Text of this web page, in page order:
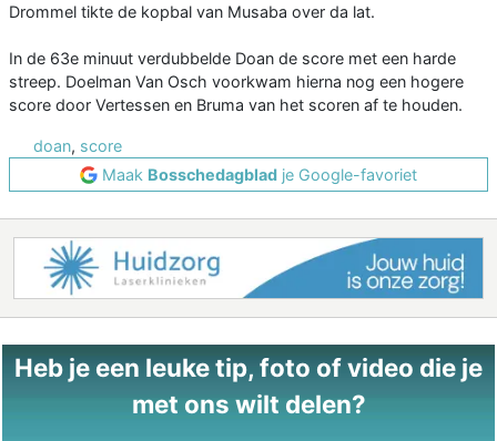
Drommel tikte de kopbal van Musaba over da lat.
In de 63e minuut verdubbelde Doan de score met een harde
streep. Doelman Van Osch voorkwam hierna nog een hogere
score door Vertessen en Bruma van het scoren af te houden.
doan, score
Maak Bosschedagblad je Google-favoriet
Heb je een leuke tip, foto of video die je
met ons wilt delen?